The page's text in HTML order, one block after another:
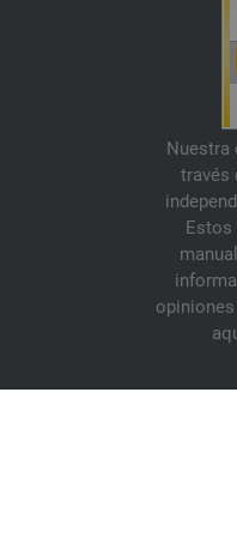
Nuestra
través
Estos